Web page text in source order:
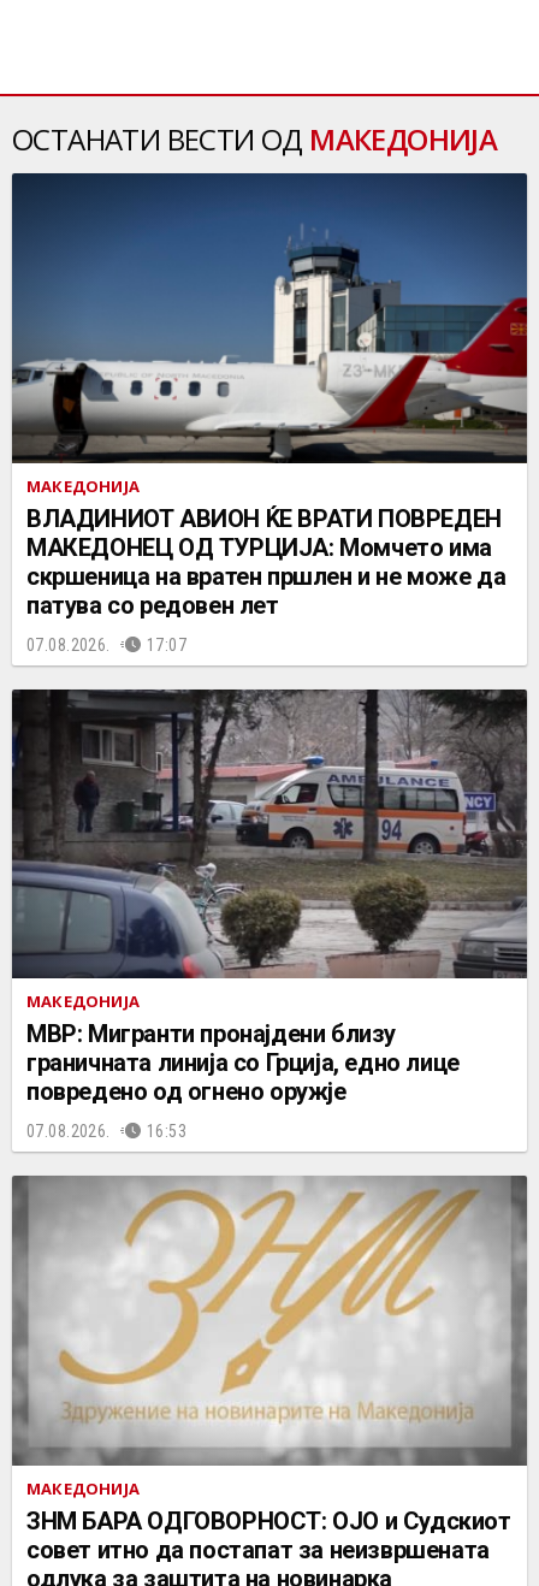
ОСТАНАТИ ВЕСТИ ОД МАКЕДОНИЈА
МАКЕДОНИЈА
ВЛАДИНИОТ АВИОН ЌЕ ВРАТИ ПОВРЕДЕН
МАКЕДОНЕЦ ОД ТУРЦИЈА: Момчето има
скршеница на вратен пршлен и не може да
патува со редовен лет
07.08.2026. 17:07
МАКЕДОНИЈА
МВР: Мигранти пронајдени близу
граничната линија со Грција, едно лице
повредено од огнено оружје
07.08.2026. 16:53
МАКЕДОНИЈА
ЗНМ БАРА ОДГОВОРНОСТ: ОЈО и Судскиот
совет итно да постапат за неизвршената
одлука за заштита на новинарка